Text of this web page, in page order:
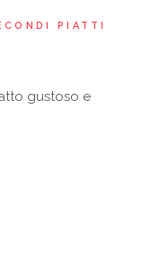
PIATTI
gustoso e